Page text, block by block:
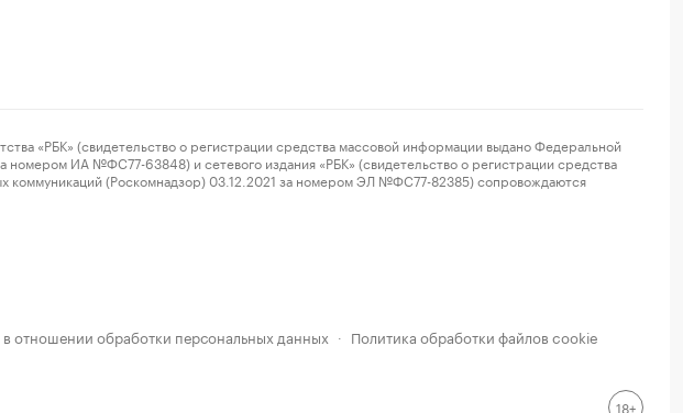
(свидетельство о регистрации средства массовой информации выдано Федеральной
ИА №ФС77-63848) и сетевого издания «РБК» (свидетельство о регистрации средства
коммуникаций (Роскомнадзор) 03.12.2021 за номером ЭЛ №ФС77-82385) сопровождаются
в отношении обработки персональных данных · Политика обработки файлов cookie
18+